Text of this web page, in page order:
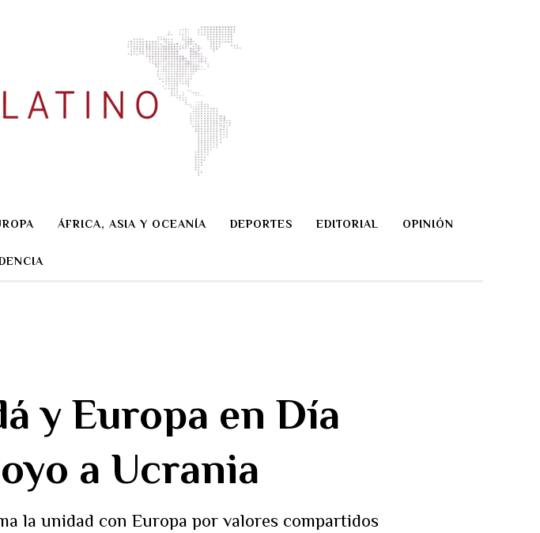
ÁFRICA, ASIA Y OCEANÍA DEPORTES EDITORIAL OPINIÓN
y Europa en Día
a Ucrania
la unidad con Europa por valores compartidos